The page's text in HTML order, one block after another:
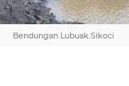
Bendungan Lubuak Sikoci